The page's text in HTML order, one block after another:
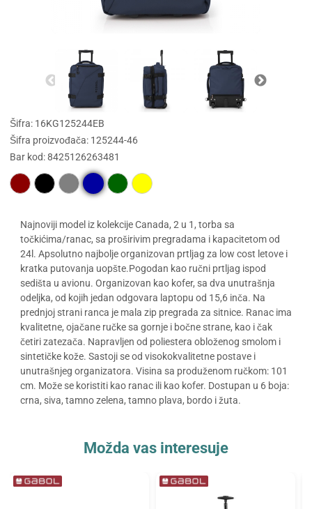
Šifra: 16KG125244EB
Šifra proizvođača: 125244-46
Bar kod: 8425126263481
Najnoviji model iz kolekcije Canada, 2 u 1, torba sa
točkićima/ranac, sa proširivim pregradama i kapacitetom od
24l. Apsolutno najbolje organizovan prtljag za low cost letove i
kratka putovanja uopšte.Pogodan kao ručni prtljag ispod
sedišta u avionu. Organizovan kao kofer, sa dva unutrašnja
odeljka, od kojih jedan odgovara laptopu od 15,6 inča. Na
prednjoj strani ranca je mala zip pregrada za sitnice. Ranac ima
kvalitetne, ojačane ručke sa gornje i bočne strane, kao i čak
četiri zatezača. Napravljen od poliestera obloženog smolom i
sintetičke kože. Sastoji se od visokokvalitetne postave i
unutrašnjeg organizatora. Visina sa produženom ručkom: 101
cm. Može se koristiti kao ranac ili kao kofer. Dostupan u 6 boja:
crna, siva, tamno zelena, tamno plava, bordo i žuta.
Možda vas interesuje